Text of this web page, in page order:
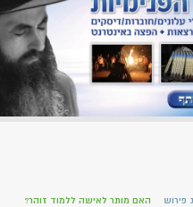
פירוש האם מותר לאישה ללמוד זוהר?